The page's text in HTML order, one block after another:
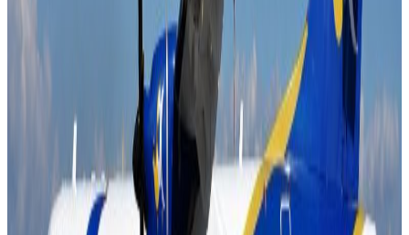
पर्यटकीय क्षेत्र आर्थिक केन्द्रका रुपमा रहदैआएका छन् । सन् २०२२ मा
टर्कीमा पाँच करोड १४ लाख पर्यटक पुगेका थिए । पर्यटकीय सिजन
शुरु भएकोले यो सङ्ख्या थप बढ्ने अपेक्षा गरिएको छ ।
कोरोना महामारीबाट प्रभावित टर्कीको पर्यटन व्यवसाय लयमा
फर्किसके पनि विश्वको सर्वोच्च शिखर सगरमाथा, दर्जनौँ झरना, ताल
तलैया, हिमाल, मठ मन्दिर लगायतका सम्पदाहरु भएको देशमा पर्यटक
आकर्षित बनाउन नसकिएको बारे पर्यटन व्यवसायीले चिन्ता व्यक्त